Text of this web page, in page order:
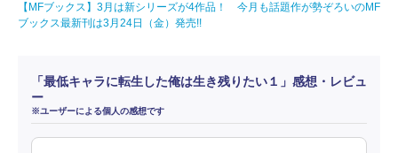
【MFブックス】3月は新シリーズが4作品！ 今月も話題作が勢ぞろいのMF
ブックス最新刊は3月24日（金）発売!!
「最低キャラに転生した俺は生き残りたい１」感想・レビュ
ー
※ユーザーによる個人の感想です